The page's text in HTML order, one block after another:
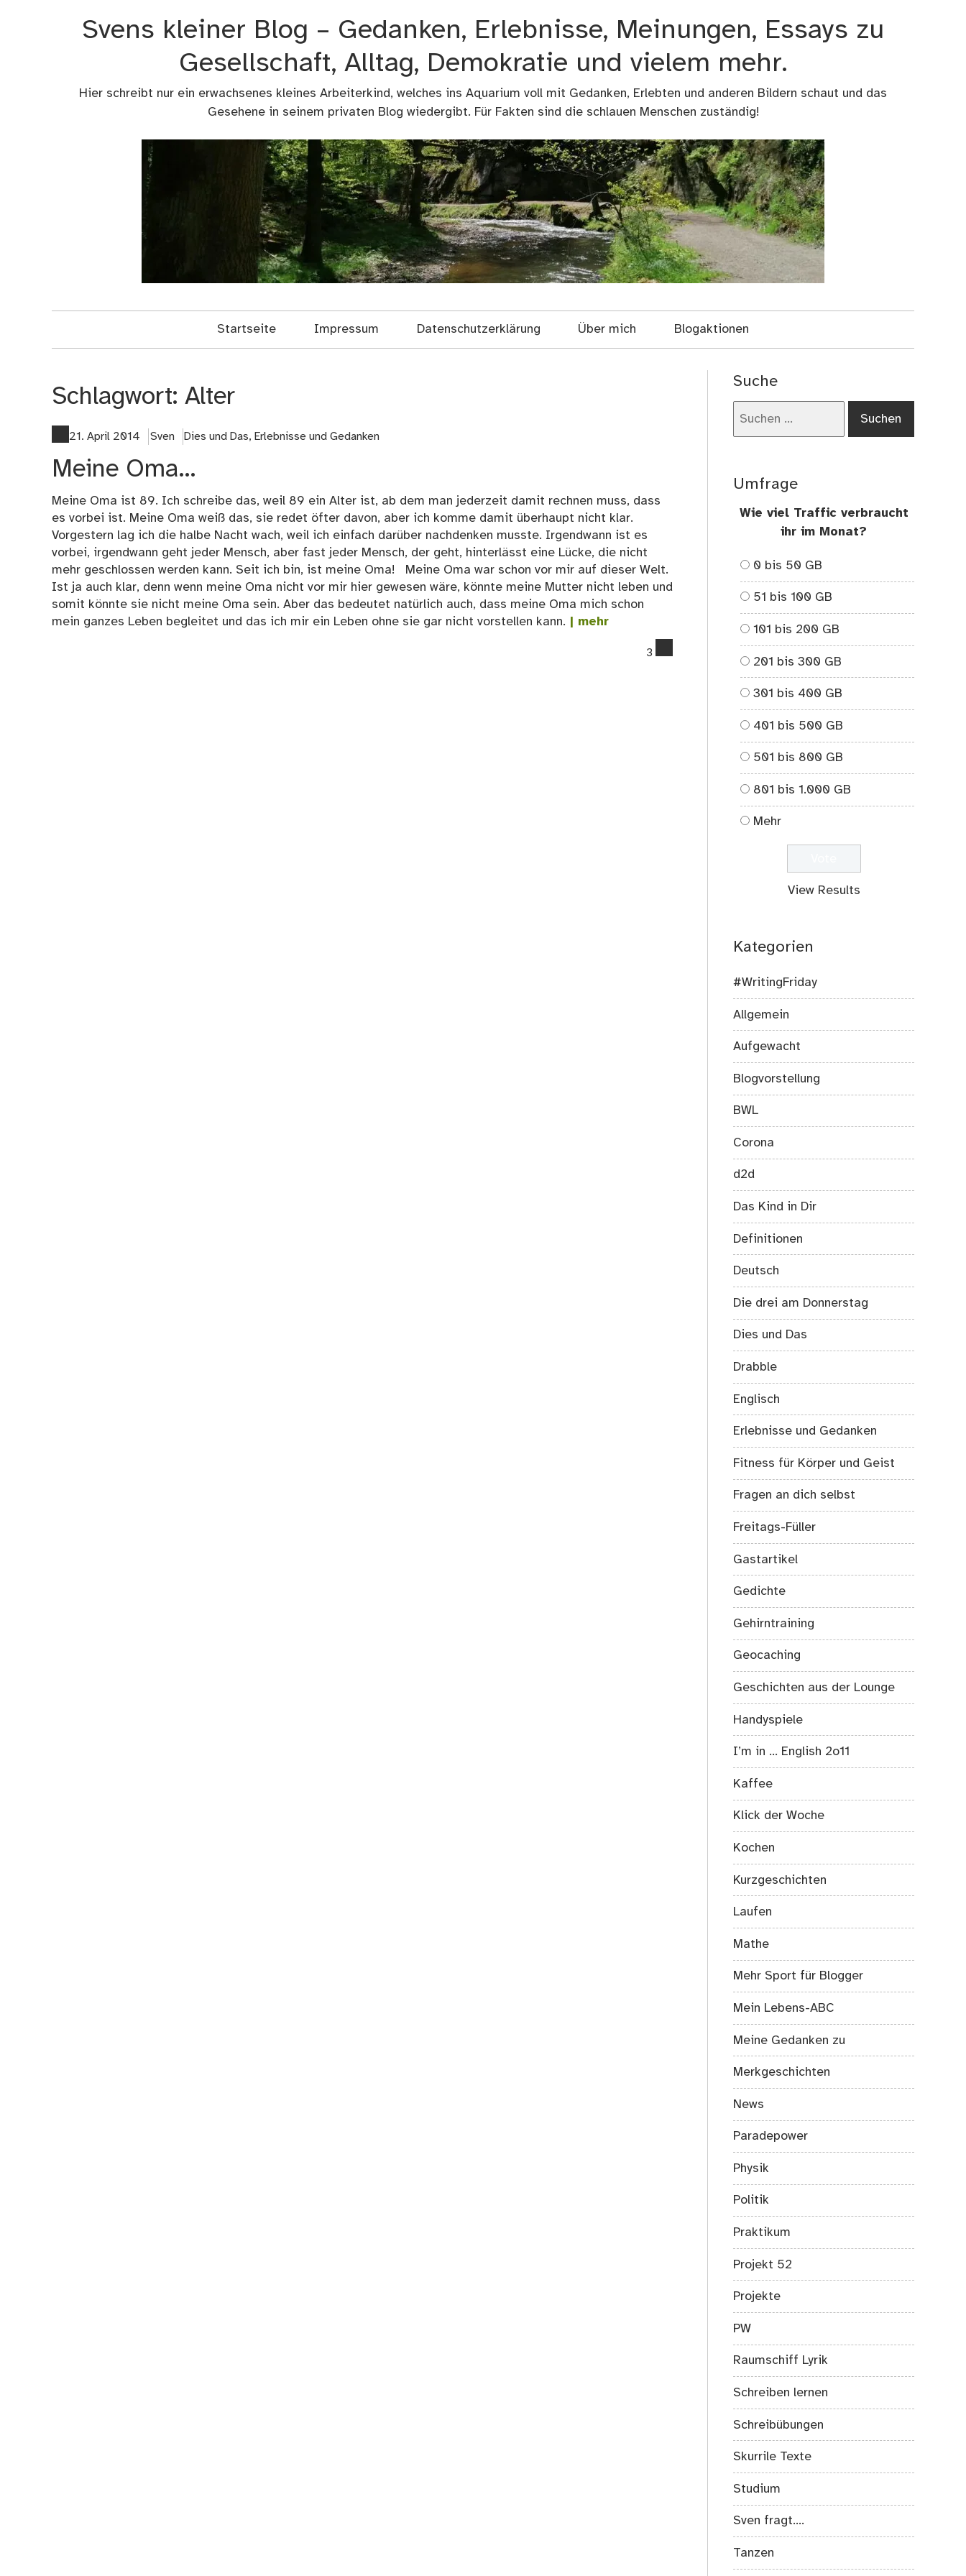
Svens kleiner Blog – Gedanken, Erlebnisse, Meinungen, Essays zu
Gesellschaft, Alltag, Demokratie und vielem mehr.
Hier schreibt nur ein erwachsenes kleines Arbeiterkind, welches ins Aquarium voll mit Gedanken, Erlebten und anderen Bildern schaut und das
Gesehene in seinem privaten Blog wiedergibt. Für Fakten sind die schlauen Menschen zuständig!
Startseite Impressum Datenschutzerklärung Über mich Blogaktionen
Schlagwort: Alter
21. April 2014 Sven Dies und Das, Erlebnisse und Gedanken
Meine Oma…
Meine Oma ist 89. Ich schreibe das, weil 89 ein Alter ist, ab dem man jederzeit damit rechnen muss, dass
es vorbei ist. Meine Oma weiß das, sie redet öfter davon, aber ich komme damit überhaupt nicht klar.
Vorgestern lag ich die halbe Nacht wach, weil ich einfach darüber nachdenken musste. Irgendwann ist es
vorbei, irgendwann geht jeder Mensch, aber fast jeder Mensch, der geht, hinterlässt eine Lücke, die nicht
mehr geschlossen werden kann. Seit ich bin, ist meine Oma! Meine Oma war schon vor mir auf dieser Welt.
Ist ja auch klar, denn wenn meine Oma nicht vor mir hier gewesen wäre, könnte meine Mutter nicht leben und
somit könnte sie nicht meine Oma sein. Aber das bedeutet natürlich auch, dass meine Oma mich schon
mein ganzes Leben begleitet und das ich mir ein Leben ohne sie gar nicht vorstellen kann. | mehr
3
Suche
Umfrage
Wie viel Traffic verbraucht
ihr im Monat?
0 bis 50 GB
51 bis 100 GB
101 bis 200 GB
201 bis 300 GB
301 bis 400 GB
401 bis 500 GB
501 bis 800 GB
801 bis 1.000 GB
Mehr
View Results
Kategorien
#WritingFriday
Allgemein
Aufgewacht
Blogvorstellung
BWL
Corona
d2d
Das Kind in Dir
Definitionen
Deutsch
Die drei am Donnerstag
Dies und Das
Drabble
Englisch
Erlebnisse und Gedanken
Fitness für Körper und Geist
Fragen an dich selbst
Freitags-Füller
Gastartikel
Gedichte
Gehirntraining
Geocaching
Geschichten aus der Lounge
Handyspiele
I’m in … English 2o11
Kaffee
Klick der Woche
Kochen
Kurzgeschichten
Laufen
Mathe
Mehr Sport für Blogger
Mein Lebens-ABC
Meine Gedanken zu
Merkgeschichten
News
Paradepower
Physik
Politik
Praktikum
Projekt 52
Projekte
PW
Raumschiff Lyrik
Schreiben lernen
Schreibübungen
Skurrile Texte
Studium
Sven fragt….
Tanzen